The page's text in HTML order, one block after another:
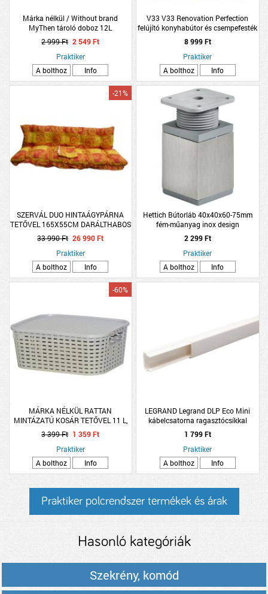
Márka nélkül / Without brand
MyThen tároló doboz 12L
17,7x26,5x39,5cm kék-fekete
műanyag
2 999 Ft 2 549 Ft
Praktiker
A bolthoz
Info
V33 V33 Renovation Perfection
felújító konyhabútor és csempefesték
0,75l, fekete
8 999 Ft
Praktiker
A bolthoz
Info
SZERVÁL DUO HINTAÁGYPÁRNA
TETŐVEL 165X55CM DARÁLTHABOS
-21%
33 990 Ft 26 990 Ft
Praktiker
A bolthoz
Info
Hettich Bútorláb 40x40x60-75mm
fém-műanyag inox design
négyszögletes
2 299 Ft
Praktiker
A bolthoz
Info
MÁRKA NÉLKÜL RATTAN
MINTÁZATÚ KOSÁR TETŐVEL 11 L,
BÉZS
-60%
3 399 Ft 1 359 Ft
Praktiker
A bolthoz
Info
LEGRAND Legrand DLP Eco Mini
kábelcsatorna ragasztócsíkkal
20x12mm 2m fehér
1 799 Ft
Praktiker
A bolthoz
Info
Praktiker polcrendszer termékek és árak
Hasonló kategóriák
Szekrény, komód